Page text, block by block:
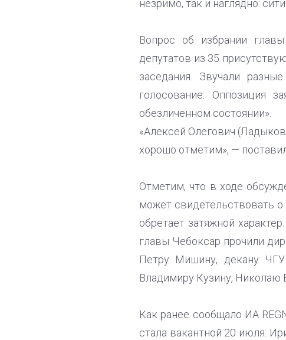
незримо, так и наглядно:
Вопрос об избрании
депутатов из 35
заседания. Звучали
голосование. Оппозиция
обезличенном состоянии».
«Алексей Олегович
хорошо отметим», —
Отметим, что в ходе
может свидетельствовать
обретает затяжной
главы Чебоксар прочили
Петру Мишину, декану ЧГУ
Владимиру Кузину, Николаю
Как ранее сообщало ИА
стала вакантной 20 июля: